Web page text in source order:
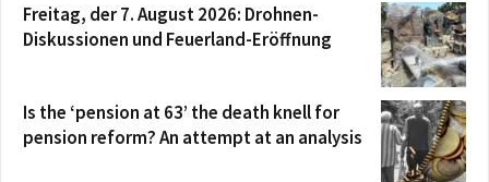
Freitag, der 7. August 2026: Drohnen-
Diskussionen und Feuerland-Eröffnung
Is the ‘pension at 63’ the death knell for
pension reform? An attempt at an analysis